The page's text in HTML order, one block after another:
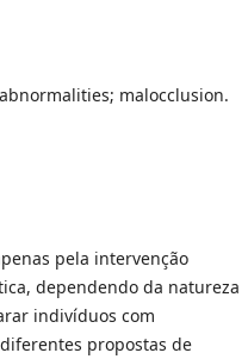
malocclusion.
pela intervenção
dependendo da natureza
indivíduos com
propostas de